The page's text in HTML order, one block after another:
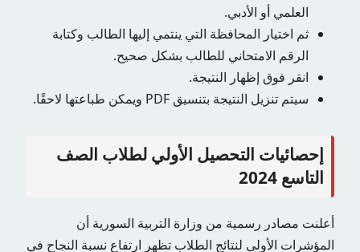
العلمي أو الأدبي.
ثم اختيار المحافظة التي ينتمي إليها الطالب وكتابة
الرقم الامتحاني للطالب بشكل صحيح.
انقر فوق إظهار النتيجة.
سيتم تنزيل النتيجة بتنسيق PDF ويمكن طباعتها لاحقًا.
إحصائيات التحصيل الأولي لطلاب الصف
التاسع 2024
أعلنت مصادر رسمية من وزارة التربية السورية أن
المؤشرات الأولى لنتائج الطلاب تظهر ارتفاع نسبة النجاح في